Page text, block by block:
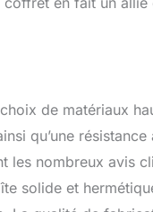
de matériaux
qu’une
les nombreux avis
solide et